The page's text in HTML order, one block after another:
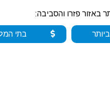
באזור פזרו והסביבה:
ביותר בתי